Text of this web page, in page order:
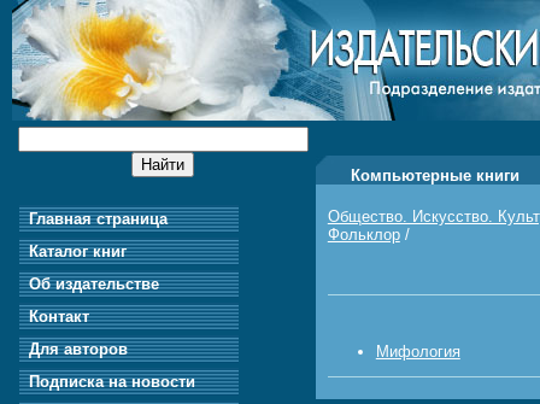
Главная страница
Каталог книг
Об издательстве
Контакт
Для авторов
Подписка на новости
Компьютерные книги
Общество. Искусство.
Фольклор/
Мифология